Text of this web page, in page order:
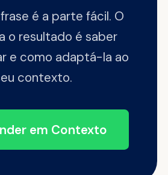
é a parte fácil. O
o resultado é saber
e como adaptá-la ao
contexto.
em Contexto